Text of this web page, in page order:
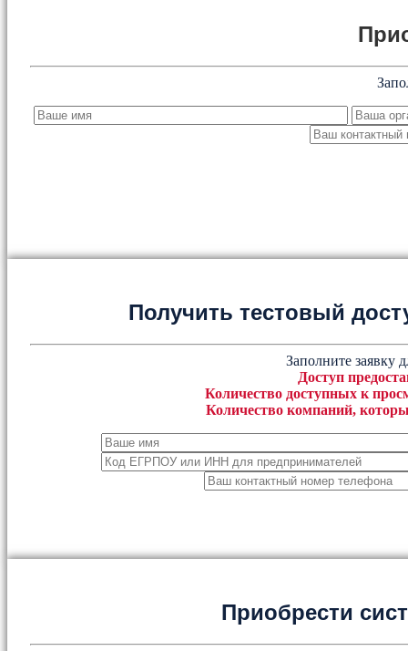
Получить тестовый
Заполните заявку
Доступ
Количество доступных к
Количество компаний,
Приобрести